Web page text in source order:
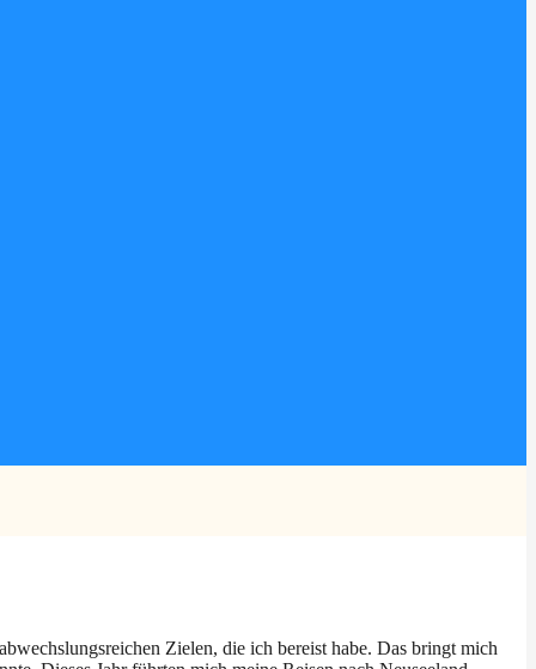
Zielen, die ich bereist habe. Das bringt mich